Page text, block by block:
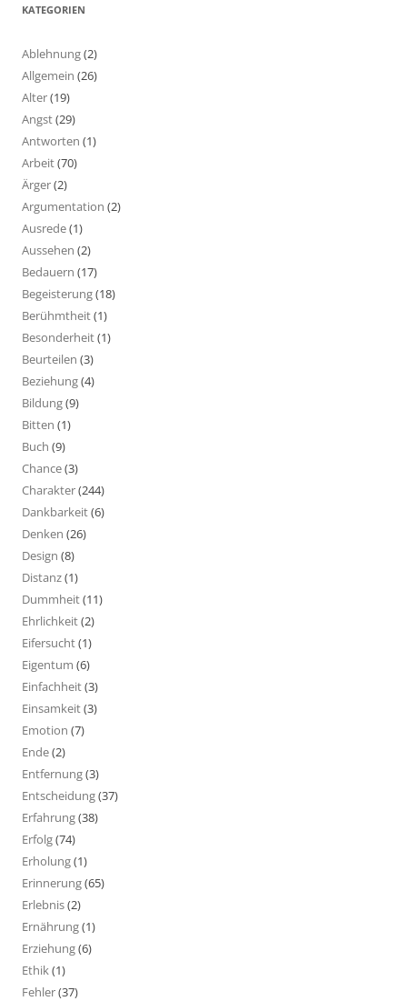
KATEGORIEN
Ablehnung(2)
Allgemein (26)
Alter(19)
Angst(29)
Antworten (1)
Arbeit(70)
Ärger(2)
Argumentation (2)
Ausrede(1)
Aussehen (2)
Bedauern (17)
Begeisterung(18)
Berühmtheit(1)
Besonderheit(1)
Beurteilen (3)
Beziehung(4)
Bildung(9)
Bitten (1)
Buch (9)
Chance(3)
Charakter(244)
Dankbarkeit(6)
Denken (26)
Design (8)
Distanz(1)
Dummheit(11)
Ehrlichkeit(2)
Eifersucht(1)
Eigentum (6)
Einfachheit(3)
Einsamkeit(3)
Emotion (7)
Ende(2)
Entfernung(3)
Entscheidung(37)
Erfahrung(38)
Erfolg(74)
Erholung(1)
Erinnerung(65)
Erlebnis(2)
Ernährung(1)
Erziehung(6)
Ethik(1)
Fehler(37)